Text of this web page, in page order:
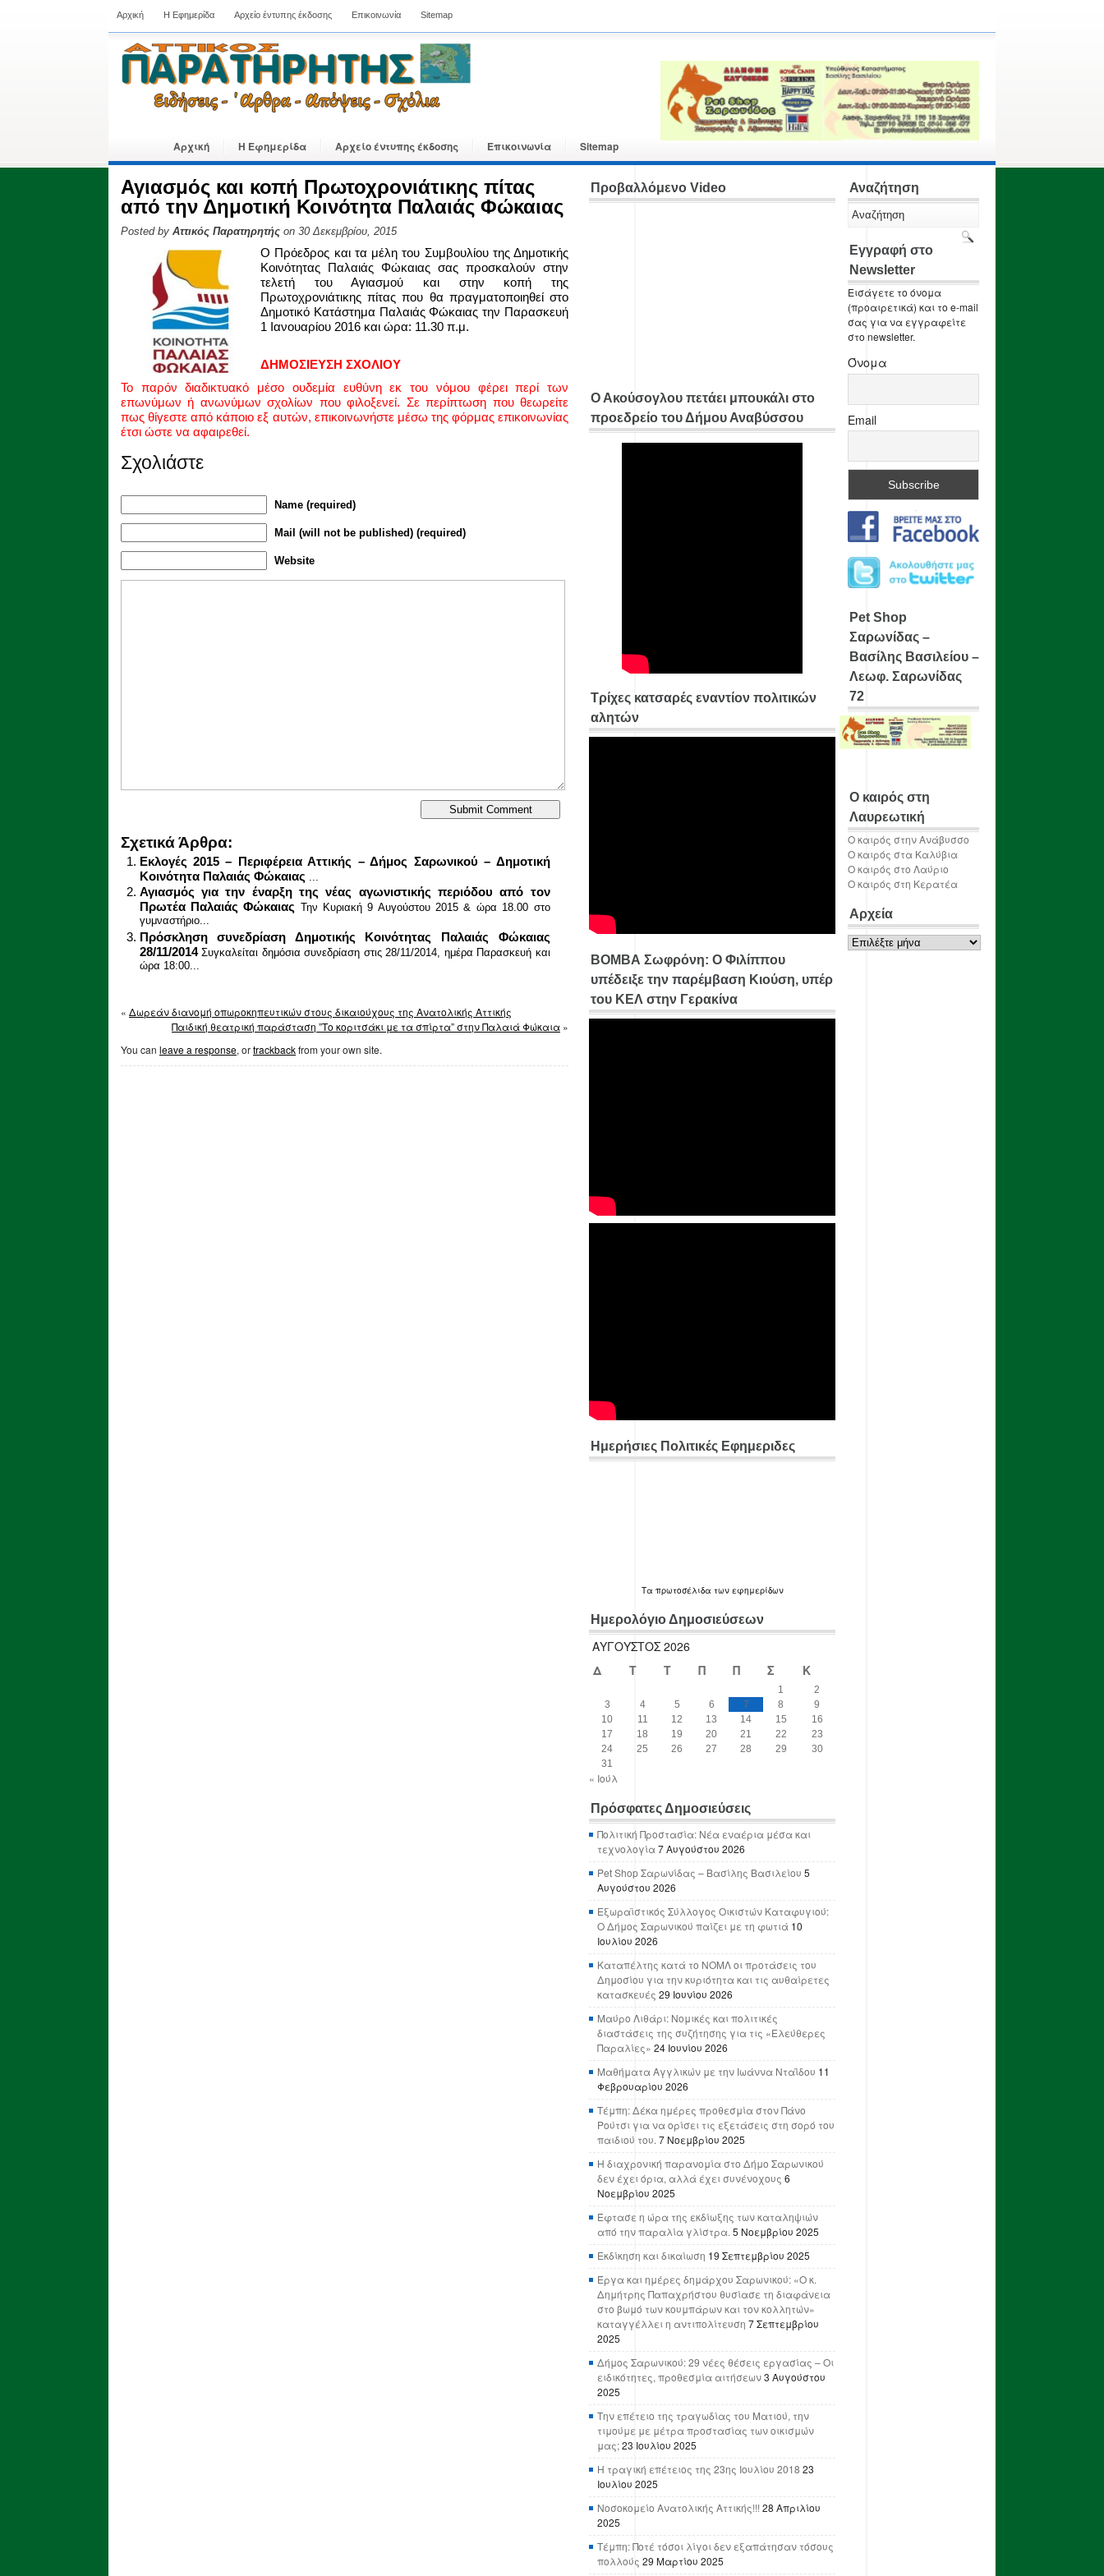
Αρχική Η Εφημερίδα Αρχείο έντυπης έκδοσης Επικοινωνία Sitemap
Αρχική Η Εφημερίδα Αρχείο έντυπης έκδοσης Επικοινωνία Sitemap
Αγιασμός και κοπή Πρωτοχρονιάτικης πίτας
από την Δημοτική Κοινότητα Παλαιάς Φώκαιας
Posted by Αττικός Παρατηρητής on 30 Δεκεμβρίου, 2015
O Πρόεδρος και τα μέλη του Συμβουλίου της Δημοτικής
Κοινότητας Παλαιάς Φώκαιας σας προσκαλούν στην
τελετή του Αγιασμού και στην κοπή της
Πρωτοχρονιάτικης πίτας που θα πραγματοποιηθεί στο
Δημοτικό Κατάστημα Παλαιάς Φώκαιας την Παρασκευή
1 Ιανουαρίου 2016 και ώρα: 11.30 π.μ.
ΔΗΜΟΣΙΕΥΣΗ ΣΧΟΛΙΟΥ
Το παρόν διαδικτυακό μέσο ουδεμία ευθύνη εκ του νόμου φέρει περί των
επωνύμων ή ανωνύμων σχολίων που φιλοξενεί. Σε περίπτωση που θεωρείτε
πως θίγεστε από κάποιο εξ αυτών, επικοινωνήστε μέσω της φόρμας επικοινωνίας
έτσι ώστε να αφαιρεθεί.
Σχολιάστε
Name (required)
Mail (will not be published) (required)
Website
Σχετικά Άρθρα:
Εκλογές 2015 – Περιφέρεια Αττικής – Δήμος Σαρωνικού – Δημοτική
Κοινότητα Παλαιάς Φώκαιας ...
Αγιασμός για την έναρξη της νέας αγωνιστικής περιόδου από τον
Πρωτέα Παλαιάς Φώκαιας Την Κυριακή 9 Αυγούστου 2015 & ώρα 18.00 στο
γυμναστήριο...
Πρόσκληση συνεδρίαση Δημοτικής Κοινότητας Παλαιάς Φώκαιας
28/11/2014 Συγκαλείται δημόσια συνεδρίαση στις 28/11/2014, ημέρα Παρασκευή και
ώρα 18:00...
« Δωρεάν διανομή οπωροκηπευτικών στους δικαιούχους της Ανατολικής Αττικής
Παιδική θεατρική παράσταση ”Το κοριτσάκι με τα σπίρτα” στην Παλαιά Φώκαια »
You can leave a response, ortrackbackfrom your own site.
Προβαλλόμενο Video
Ο Ακούσογλου πετάει μπουκάλι στο
προεδρείο του Δήμου Αναβύσσου
Τρίχες κατσαρές εναντίον πολιτικών
αλητών
ΒΟΜΒΑ Σωφρόνη: Ο Φιλίππου
υπέδειξε την παρέμβαση Κιούση, υπέρ
του ΚΕΛ στην Γερακίνα
Ημερήσιες Πολιτικές Εφημεριδες
Τα πρωτοσέλιδα των εφημερίδων
Ημερολόγιο Δημοσιεύσεων
ΑΎΓΟΥΣΤΟΣ 2026
Δ
Τ Τ Π Π Σ Κ
1
2
3
4 5 6 7 8
9
10
11 12 13 14 15
16
17
18 19 20 21 22
23
24
25 26 27 28 29
30
31
« Ιούλ
Πρόσφατες Δημοσιεύσεις
Πολιτική Προστασία: Νέα εναέρια μέσα και
τεχνολογία7 Αυγούστου 2026
Pet Shop Σαρωνίδας – Βασίλης Βασιλείου 5
Αυγούστου 2026
Εξωραϊστικός Σύλλογος Οικιστών Καταφυγιού:
Ο Δήμος Σαρωνικού παίζει με τη φωτιά 10
Ιουλίου 2026
Καταπέλτης κατά το ΝΟΜΛ οι προτάσεις του
Δημοσίου για την κυριότητα και τις αυθαίρετες
κατασκευές 29 Ιουνίου 2026
Μαύρο Λιθάρι: Νομικές και πολιτικές
διαστάσεις της συζήτησης για τις «Ελεύθερες
Παραλίες» 24 Ιουνίου 2026
Μαθήματα Αγγλικών με την Ιωάννα Νταΐδου 11
Φεβρουαρίου 2026
Τέμπη: Δέκα ημέρες προθεσμία στον Πάνο
Ρούτσι για να ορίσει τις εξετάσεις στη σορό του
παιδιού του. 7 Νοεμβρίου 2025
Η διαχρονική παρανομία στο Δήμο Σαρωνικού
δεν έχει όρια, αλλά έχει συνένοχους 6
Νοεμβρίου 2025
Έφτασε η ώρα της εκδίωξης των καταληψιών
από την παραλία γλίστρα. 5 Νοεμβρίου 2025
Εκδίκηση και δικαίωση 19 Σεπτεμβρίου 2025
Έργα και ημέρες δημάρχου Σαρωνικού: «Ο κ.
Δημήτρης Παπαχρήστου θυσίασε τη διαφάνεια
στο βωμό των κουμπάρων και τον κολλητών»
καταγγέλλει η αντιπολίτευση 7 Σεπτεμβρίου
2025
Δήμος Σαρωνικού: 29 νέες θέσεις εργασίας – Οι
ειδικότητες, προθεσμία αιτήσεων3 Αυγούστου
2025
Την επέτειο της τραγωδίας του Ματιού, την
τιμούμε με μέτρα προστασίας των οικισμών
μας;23 Ιουλίου 2025
Η τραγική επέτειος της 23ης Ιουλίου 2018 23
Ιουλίου 2025
Νοσοκομείο Ανατολικής Αττικής!!! 28 Απριλίου
2025
Τέμπη: Ποτέ τόσοι λίγοι δεν εξαπάτησαν τόσους
πολλούς 29 Μαρτίου 2025
Αναζήτηση
Εγγραφή στο
Newsletter
Εισάγετε το όνομα
(προαιρετικά) και το e-mail
σας για να εγγραφείτε
στο newsletter.
Όνομα
Email
Pet Shop
Σαρωνίδας –
Βασίλης Βασιλείου –
Λεωφ. Σαρωνίδας
72
Ο καιρός στη
Λαυρεωτική
Ο καιρός στην Ανάβυσσο
Ο καιρός στα Καλύβια
Ο καιρός στο Λαύριο
Ο καιρός στη Κερατέα
Αρχεία
Αρχεία